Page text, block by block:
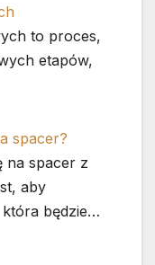
to proces,
etapów,
spacer?
na spacer z
aby
będzie…